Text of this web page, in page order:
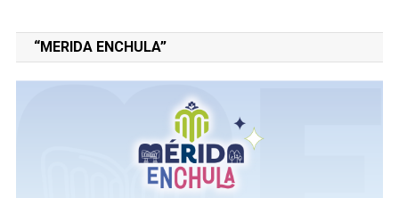
“MERIDA ENCHULA”